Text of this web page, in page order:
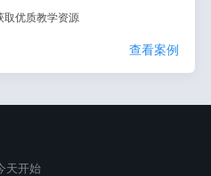
取优质教学资源
查看案例
天开始